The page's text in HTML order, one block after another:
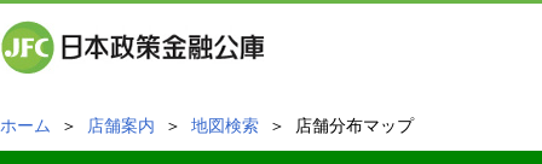
ホーム ＞ 店舗案内 ＞ 地図検索 ＞ 店舗分布マップ